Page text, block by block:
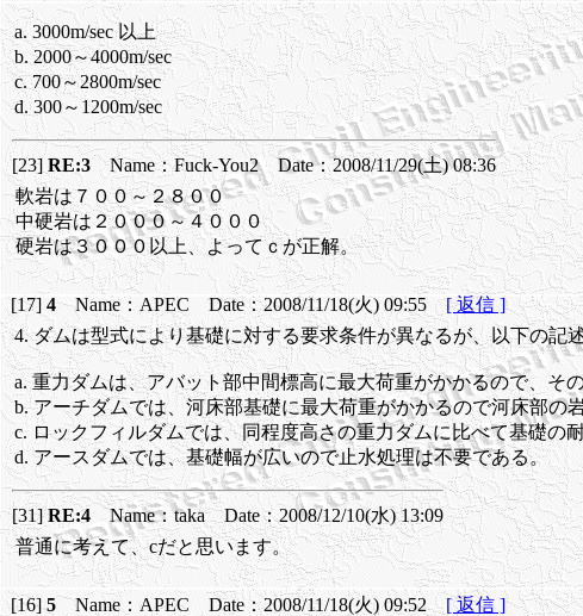
a. 3000m/sec 以上
b. 2000～4000m/sec
c. 700～2800m/sec
d. 300～1200m/sec
[23] RE:3 Name：Fuck-You2 Date：2008/11/29(土) 08:36
軟岩は７００～２８００
中硬岩は２０００～４０００
硬岩は３０００以上、よってｃが正解。
[17] 4Name：APEC Date：2008/11/18(火) 09:55[ 返信 ]
4. ダムは型式により基礎に対する要求条件が異なるが、以下の記
a. 重力ダムは、アバット部中間標高に最大荷重がかかるので、そ
b. アーチダムでは、河床部基礎に最大荷重がかかるので河床部の
c. ロックフィルダムでは、同程度高さの重力ダムに比べて基礎の
d. アースダムでは、基礎幅が広いので止水処理は不要である。
[31]RE:4 Name：taka Date：2008/12/10(水) 13:09
普通に考えて、cだと思います。
[16]5Name：APEC Date：2008/11/18(火) 09:52 [ 返信 ]